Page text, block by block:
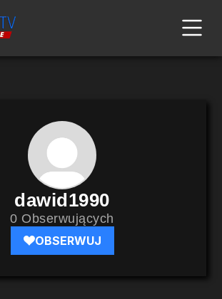
dawid1990
0 Obserwujących
OBSERWUJ